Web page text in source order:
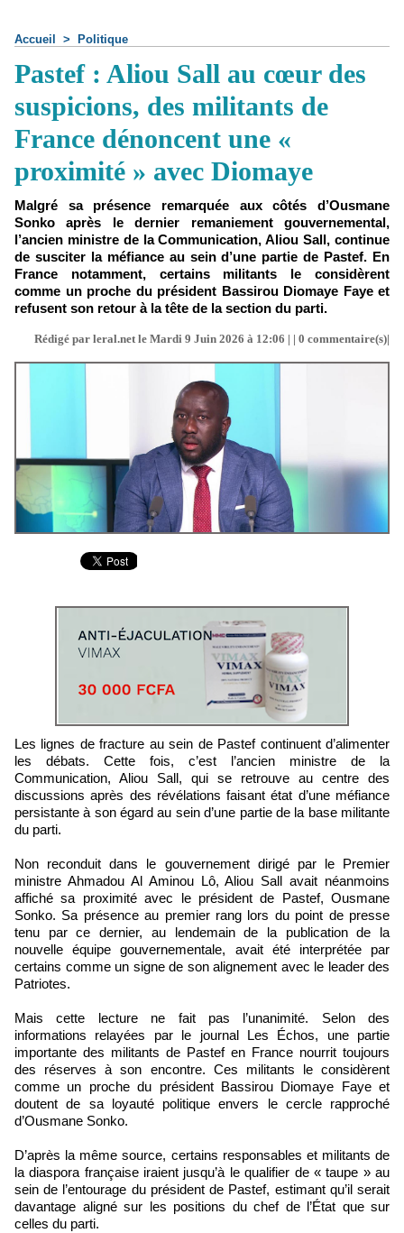
Accueil > Politique
Pastef : Aliou Sall au cœur des
suspicions, des militants de
France dénoncent une «
proximité » avec Diomaye
Malgré sa présence remarquée aux côtés d’Ousmane
Sonko après le dernier remaniement gouvernemental,
l’ancien ministre de la Communication, Aliou Sall, continue
de susciter la méfiance au sein d’une partie de Pastef. En
France notamment, certains militants le considèrent
comme un proche du président Bassirou Diomaye Faye et
refusent son retour à la tête de la section du parti.
Rédigé par leral.net le Mardi 9 Juin 2026 à 12:06 | | 0 commentaire(s)|
Les lignes de fracture au sein de Pastef continuent d’alimenter
les débats. Cette fois, c’est l’ancien ministre de la
Communication, Aliou Sall, qui se retrouve au centre des
discussions après des révélations faisant état d’une méfiance
persistante à son égard au sein d’une partie de la base militante
du parti.
Non reconduit dans le gouvernement dirigé par le Premier
ministre Ahmadou Al Aminou Lô, Aliou Sall avait néanmoins
affiché sa proximité avec le président de Pastef, Ousmane
Sonko. Sa présence au premier rang lors du point de presse
tenu par ce dernier, au lendemain de la publication de la
nouvelle équipe gouvernementale, avait été interprétée par
certains comme un signe de son alignement avec le leader des
Patriotes.
Mais cette lecture ne fait pas l’unanimité. Selon des
informations relayées par le journal Les Échos, une partie
importante des militants de Pastef en France nourrit toujours
des réserves à son encontre. Ces militants le considèrent
comme un proche du président Bassirou Diomaye Faye et
doutent de sa loyauté politique envers le cercle rapproché
d’Ousmane Sonko.
D’après la même source, certains responsables et militants de
la diaspora française iraient jusqu’à le qualifier de « taupe » au
sein de l’entourage du président de Pastef, estimant qu’il serait
davantage aligné sur les positions du chef de l’État que sur
celles du parti.